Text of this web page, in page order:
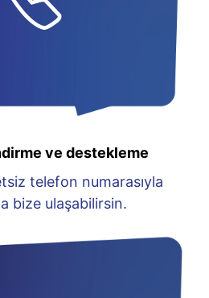
ve destekleme
telefon numarasıyla
bize ulaşabilirsin.